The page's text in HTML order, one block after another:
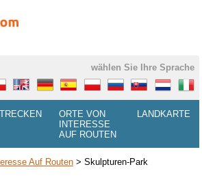
wählen Sie Ihre Sprache
ORTE VON
INTERESSE
AUF ROUTEN
LANDKARTE
Auf Routen> Skulpturen-Park